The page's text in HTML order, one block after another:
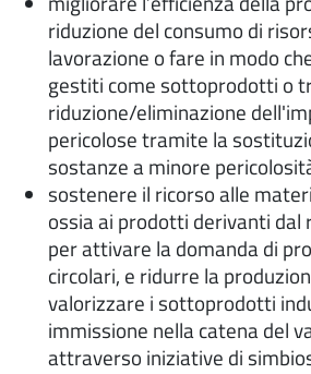
riduzione del consumo di
lavorazione o fare in modo
gestiti come sottoprodotti o
riduzione/eliminazione
pericolose tramite la
sostanze a minore
sostenere il ricorso alle
ossia ai prodotti derivanti dal
per attivare la domanda di
circolari, e ridurre la
valorizzare i sottoprodotti
immissione nella catena del
attraverso iniziative di